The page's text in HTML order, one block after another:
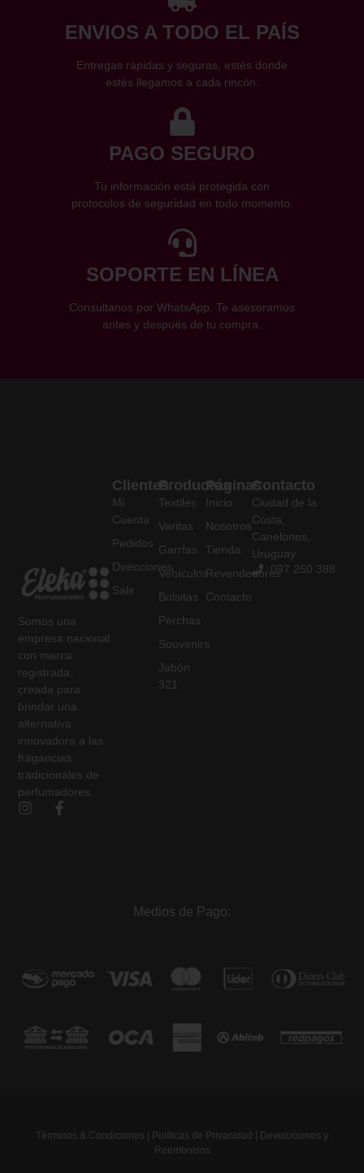
ENVIOS A TODO EL PAÍS
Entregas rápidas y seguras, estés donde
estés llegamos a cada rincón.
PAGO SEGURO
Tu información está protegida con
protocolos de seguridad en todo momento.
SOPORTE EN LÍNEA
Consultanos por WhatsApp. Te asesoramos
antes y después de tu compra.
Somos una
empresa nacional
con marca
registrada,
creada para
brindar una
alternativa
innovadora a las
fragancias
tradicionales de
perfumadores.
Páginas
Inicio
Nosotros
Tienda
Revendedores
Contacto
Productos
Textiles
Varitas
Garrfas
Vehículos
Bolsitas
Perchas
Souvenirs
Jabón
321
Clientes
Mi
Cuenta
Pedidos
Direcciones
Salir
Contacto
Ciudad de la
Costa,
Canelones,
Uruguay.
097 250 388
Medios de Pago:
Términos & Condiciones Políticas de Privacidad
Devoluciones y
Reembolsos